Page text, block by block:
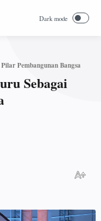
Pembangunan Bangsa
Sebagai